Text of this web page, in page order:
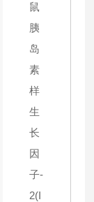
鼠
胰
岛
素
样
生
长
因
子-
2(I